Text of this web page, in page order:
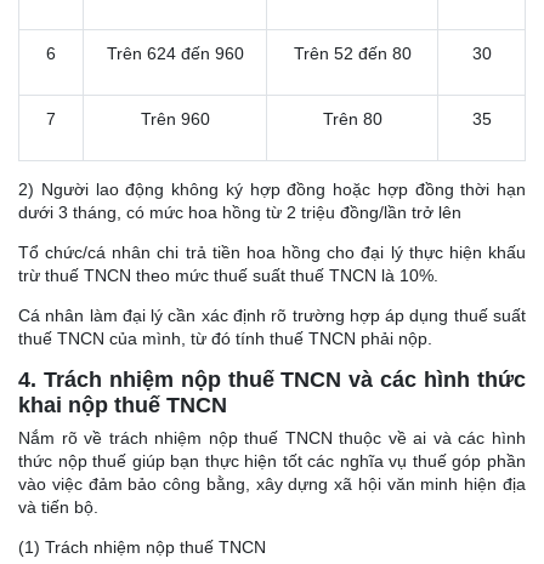
6 Trên 624 đến 960 Trên 52 đến 80 30
7 Trên 960 Trên 80 35
2) Người lao động không ký hợp đồng hoặc hợp đồng thời hạn
dưới 3 tháng, có mức hoa hồng từ 2 triệu đồng/lần trở lên
Tổ chức/cá nhân chi trả tiền hoa hồng cho đại lý thực hiện khấu
trừ thuế TNCN theo mức thuế suất thuế TNCN là 10%.
Cá nhân làm đại lý cần xác định rõ trường hợp áp dụng thuế suất
thuế TNCN của mình, từ đó tính thuế TNCN phải nộp.
4. Trách nhiệm nộp thuế TNCN và các hình thức
khai nộp thuế TNCN
Nắm rõ về trách nhiệm nộp thuế TNCN thuộc về ai và các hình
thức nộp thuế giúp bạn thực hiện tốt các nghĩa vụ thuế góp phần
vào việc đảm bảo công bằng, xây dựng xã hội văn minh hiện địa
và tiến bộ.
(1) Trách nhiệm nộp thuế TNCN